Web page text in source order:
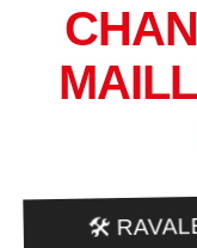
🛠️